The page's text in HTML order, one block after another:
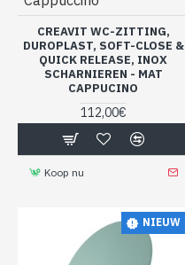
CREAVIT WC-ZITTING,
DUROPLAST, SOFT-CLOSE &
QUICK RELEASE, INOX
SCHARNIEREN - MAT
CAPPUCINO
112,00€
Koop nu
NIEUW